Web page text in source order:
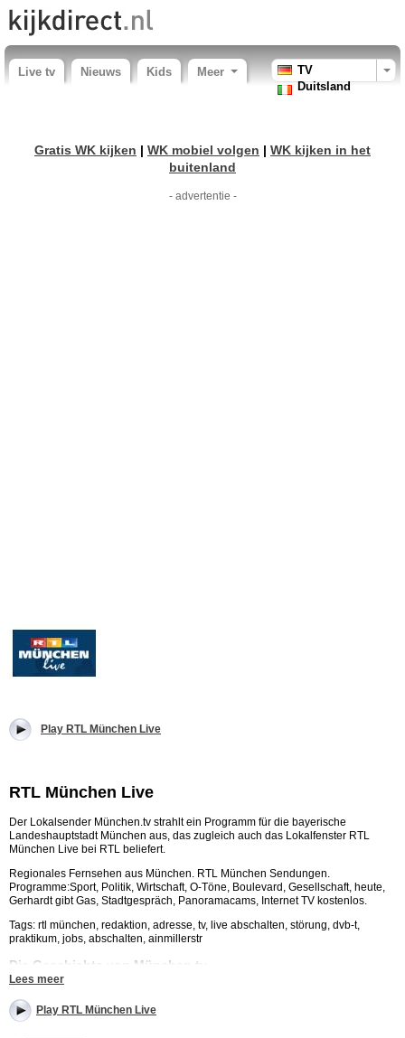
Live tv Nieuws Kids Meer
TV
Duitsland
Gratis WK kijken | WK mobiel volgen | WK kijken in het
buitenland
- advertentie -
Play RTL München Live
RTL München Live
Der Lokalsender München.tv strahlt ein Programm für die bayerische
Landeshauptstadt München aus, das zugleich auch das Lokalfenster RTL
München Live bei RTL beliefert.
Regionales Fernsehen aus München. RTL München Sendungen.
Programme:Sport, Politik, Wirtschaft, O-Töne, Boulevard, Gesellschaft, heute,
Gerhardt gibt Gas, Stadtgespräch, Panoramacams, Internet TV kostenlos.
Tags: rtl münchen, redaktion, adresse, tv, live abschalten, störung, dvb-t,
praktikum, jobs, abschalten, ainmillerstr
Die Geschichte von München.tv
Münchner Lokalsender TV Weiß-Blau auf Sendung, der als Vollprogramm in
die Münchner Kabelnetze eingespeist wurde und als Programmfenster auf
Lees meer
Play RTL München Live